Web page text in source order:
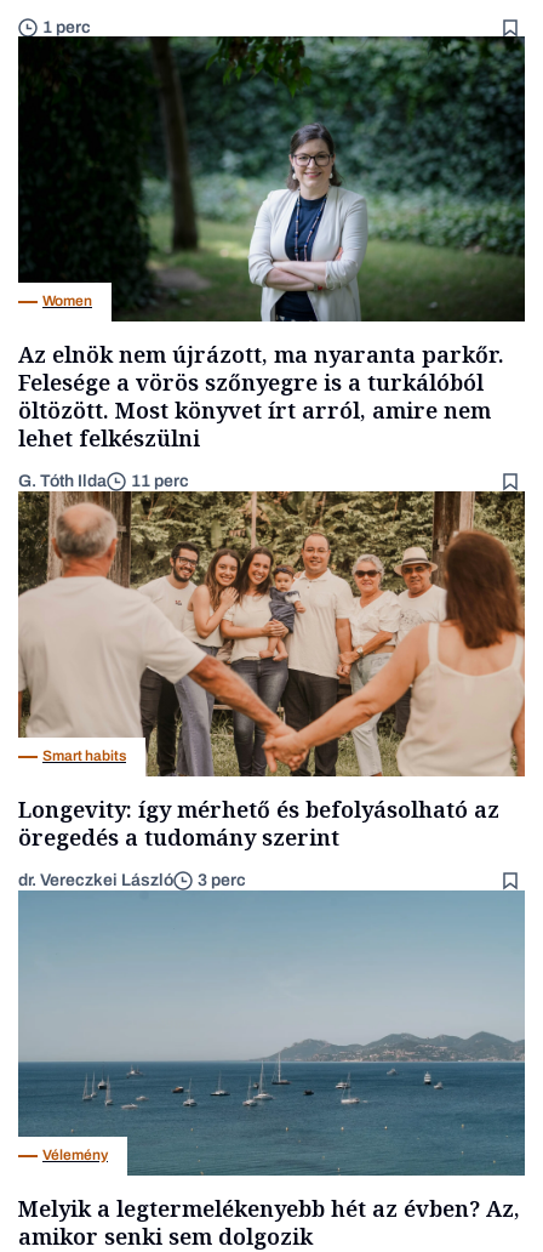
1 perc
Women
Az elnök nem újrázott, ma nyaranta parkőr.
Felesége a vörös szőnyegre is a turkálóból
öltözött. Most könyvet írt arról, amire nem
lehet felkészülni
G. Tóth Ilda 11 perc
Smart habits
Longevity: így mérhető és befolyásolható az
öregedés a tudomány szerint
dr. Vereczkei László 3 perc
Vélemény
Melyik a legtermelékenyebb hét az évben? Az,
amikor senki sem dolgozik